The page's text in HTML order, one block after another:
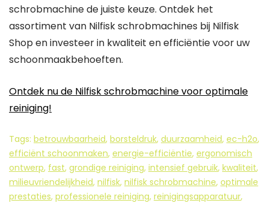
schrobmachine de juiste keuze. Ontdek het
assortiment van Nilfisk schrobmachines bij Nilfisk
Shop en investeer in kwaliteit en efficiëntie voor uw
schoonmaakbehoeften.
Ontdek nu de Nilfisk schrobmachine voor optimale
reiniging!
Tags: betrouwbaarheid, borsteldruk, duurzaamheid, ec-h2o,
efficiënt schoonmaken, energie-efficiëntie, ergonomisch
ontwerp, fast, grondige reiniging, intensief gebruik, kwaliteit,
milieuvriendelijkheid, nilfisk, nilfisk schrobmachine, optimale
prestaties, professionele reiniging, reinigingsapparatuur,